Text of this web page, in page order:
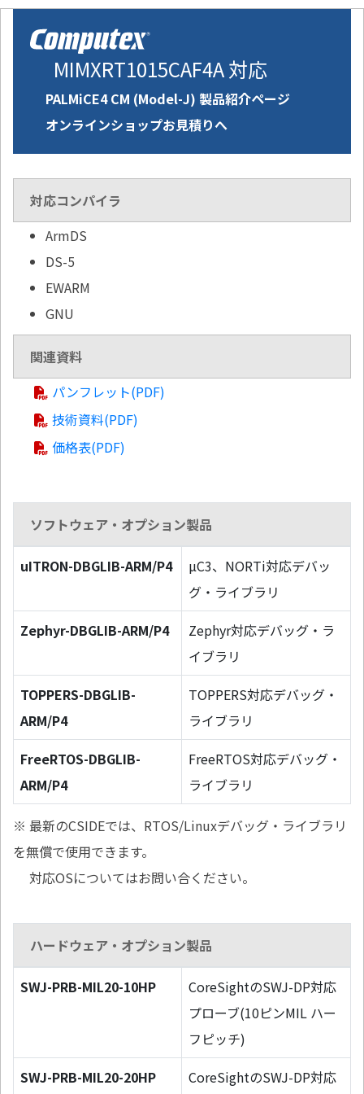
MIMXRT1015CAF4A 対応
PALMiCE4 CM (Model-J) 製品紹介ページ
オンラインショップお見積りへ
対応コンパイラ
ArmDS
DS-5
EWARM
GNU
関連資料
パンフレット(PDF)
技術資料(PDF)
価格表(PDF)
ソフトウェア・オプション製品
uITRON-DBGLIB-ARM/P4
µC3、NORTi対応デバッ
グ・ライブラリ
Zephyr-DBGLIB-ARM/P4
Zephyr対応デバッグ・ラ
イブラリ
TOPPERS-DBGLIB-
ARM/P4
TOPPERS対応デバッグ・
ライブラリ
FreeRTOS-DBGLIB-
ARM/P4
FreeRTOS対応デバッグ・
ライブラリ
※ 最新のCSIDEでは、RTOS/Linuxデバッグ・ライブラリ
を無償で使用できます。
対応OSについてはお問い合ください。
ハードウェア・オプション製品
SWJ-PRB-MIL20-10HP
CoreSightのSWJ-DP対応
プローブ(10ピンMIL ハー
フピッチ)
SWJ-PRB-MIL20-20HP
CoreSightのSWJ-DP対応